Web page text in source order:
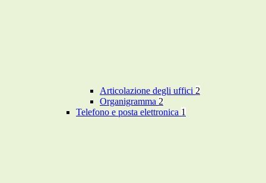
Articolazione degli uffici 2
Organigramma 2
Telefono e posta elettronica 1